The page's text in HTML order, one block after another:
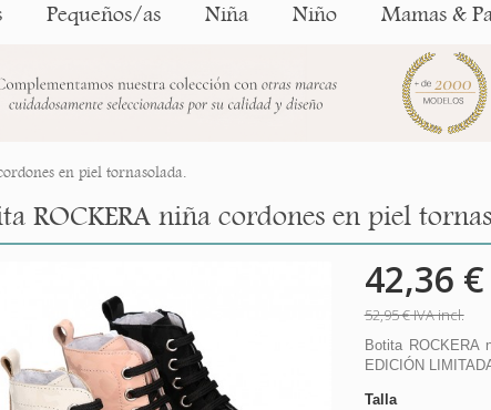
Pequeños/as Niña Niño Mamas &
en piel tornasolada.
ROCKERA niña cordones en piel
42,36 €
52,95 €IVA incl.
Botita ROCKERA
EDICIÓN
Talla